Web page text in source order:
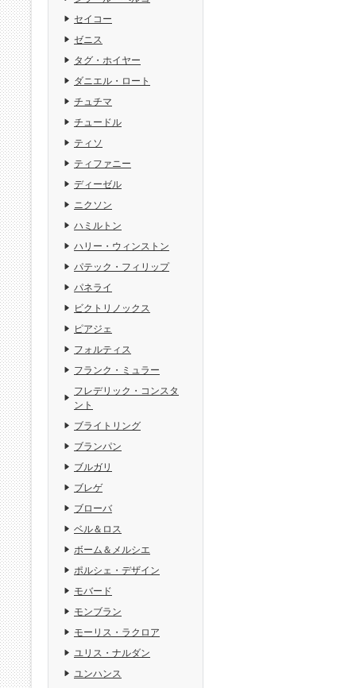
セイコー
ゼニス
タグ・ホイヤー
ダニエル・ロート
チュチマ
チュードル
ティソ
ティファニー
ディーゼル
ニクソン
ハミルトン
ハリー・ウィンストン
パテック・フィリップ
パネライ
ビクトリノックス
ピアジェ
フォルティス
フランク・ミュラー
フレデリック・コンスタ
ント
ブライトリング
ブランパン
ブルガリ
ブレゲ
ブローバ
ベル＆ロス
ボーム＆メルシエ
ポルシェ・デザイン
モバード
モンブラン
モーリス・ラクロア
ユリス・ナルダン
ユンハンス